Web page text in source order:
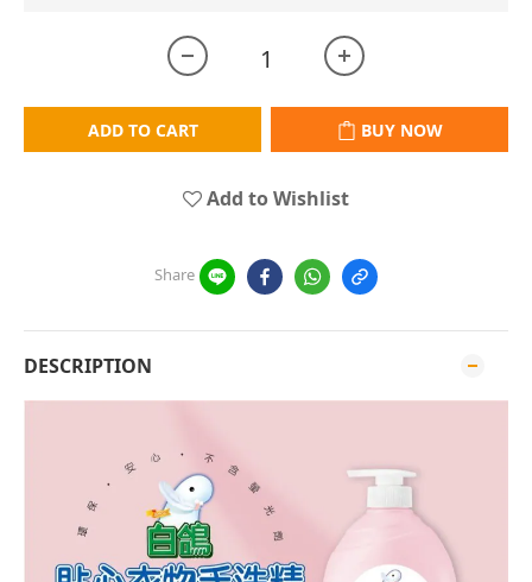
ADD TO CART BUY NOW
Add to Wishlist
Share
DESCRIPTION